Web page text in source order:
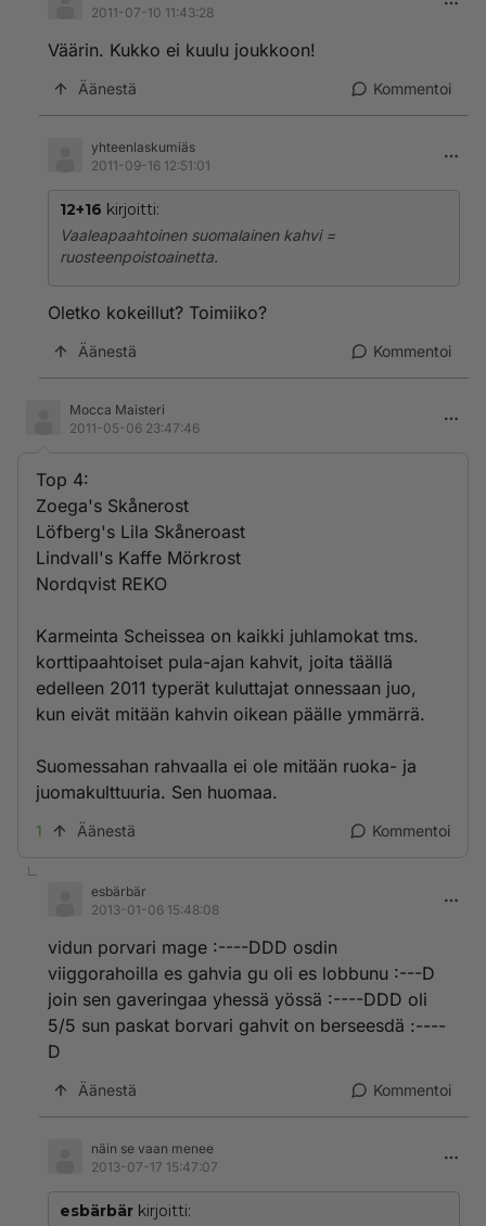
2011-07-10 11:43:28
Väärin. Kukko ei kuulu joukkoon!
Äänestä Kommentoi
yhteenlaskumiäs
2011-09-16 12:51:01
12+16 kirjoitti:
Vaaleapaahtoinen suomalainen kahvi =
ruosteenpoistoainetta.
Oletko kokeillut? Toimiiko?
Äänestä Kommentoi
Mocca Maisteri
2011-05-06 23:47:46
Top 4:
Zoega's Skånerost
Löfberg's Lila Skåneroast
Lindvall's Kaffe Mörkrost
Nordqvist REKO
Karmeinta Scheissea on kaikki juhlamokat tms.
korttipaahtoiset pula-ajan kahvit, joita täällä
edelleen 2011 typerät kuluttajat onnessaan juo,
kun eivät mitään kahvin oikean päälle ymmärrä.
Suomessahan rahvaalla ei ole mitään ruoka- ja
juomakulttuuria. Sen huomaa.
1 Äänestä Kommentoi
esbärbär
2013-01-06 15:48:08
vidun porvari mage :----DDD osdin
viiggorahoilla es gahvia gu oli es lobbunu :---D
join sen gaveringaa yhessä yössä :----DDD oli
5/5 sun paskat borvari gahvit on berseesdä :----
D
Äänestä Kommentoi
näin se vaan menee
2013-07-17 15:47:07
esbärbär kirjoitti: